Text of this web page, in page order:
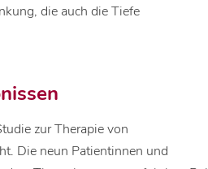
die auch die Tiefe
zur Therapie von
Die neun Patientinnen und